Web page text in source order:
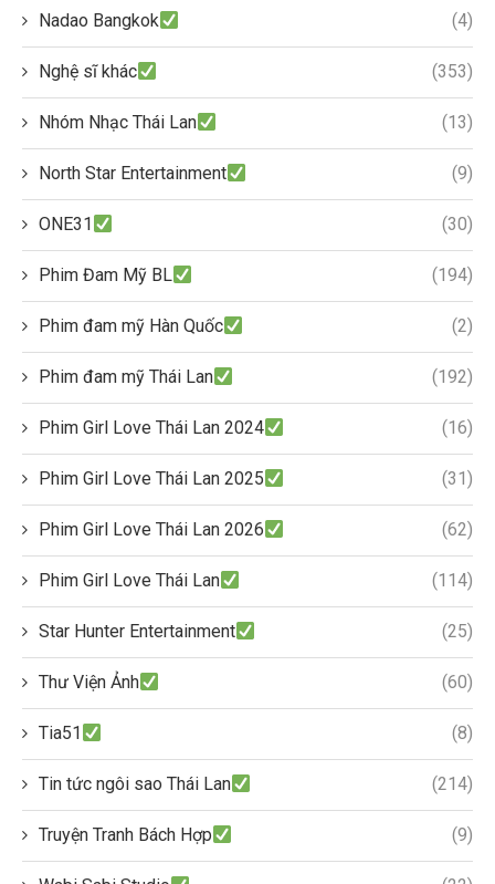
Nadao Bangkok (4)
Nghệ sĩ khác (353)
Nhóm Nhạc Thái Lan (13)
North Star Entertainment (9)
ONE31 (30)
Phim Đam Mỹ BL (194)
Phim đam mỹ Hàn Quốc (2)
Phim đam mỹ Thái Lan (192)
Phim Girl Love Thái Lan 2024 (16)
Phim Girl Love Thái Lan 2025 (31)
Phim Girl Love Thái Lan 2026 (62)
Phim Girl Love Thái Lan (114)
Star Hunter Entertainment (25)
Thư Viện Ảnh (60)
Tia51 (8)
Tin tức ngôi sao Thái Lan (214)
Truyện Tranh Bách Hợp (9)